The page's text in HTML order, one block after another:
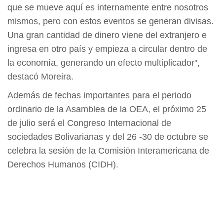
que se mueve aquí es internamente entre nosotros
mismos, pero con estos eventos se generan divisas.
Una gran cantidad de dinero viene del extranjero e
ingresa en otro país y empieza a circular dentro de
la economía, generando un efecto multiplicador",
destacó Moreira.
Además de fechas importantes para el periodo
ordinario de la Asamblea de la OEA, el próximo 25
de julio será el Congreso Internacional de
sociedades Bolivarianas y del 26 -30 de octubre se
celebra la sesión de la Comisión Interamericana de
Derechos Humanos (CIDH).